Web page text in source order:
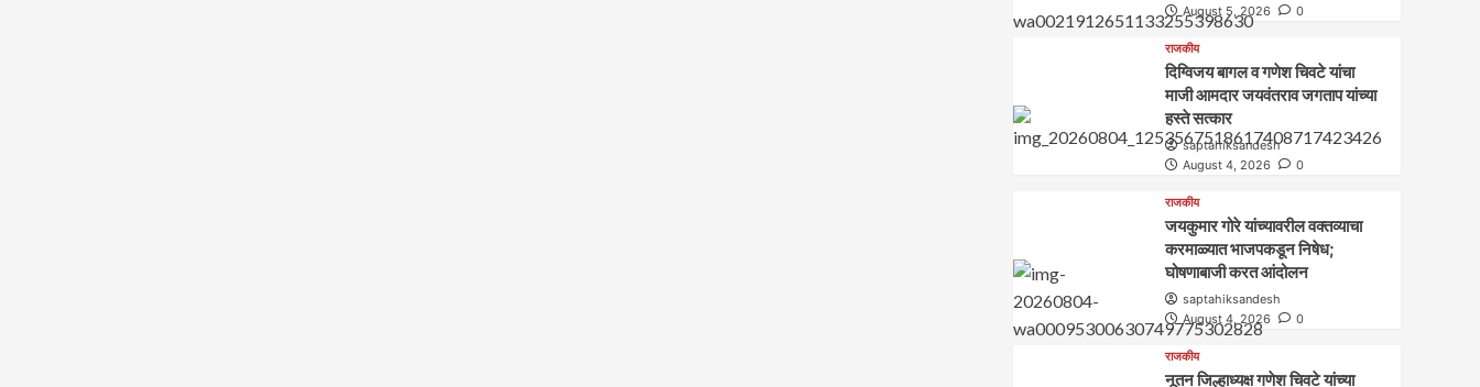
August 5, 2026
0
राजकीय
दिग्विजय बागल व गणेश चिवटे यांचा
माजी आमदार जयवंतराव जगताप यांच्या
हस्ते सत्कार
saptahiksandesh
August 4, 2026
0
राजकीय
जयकुमार गोरे यांच्यावरील वक्तव्याचा
करमाळ्यात भाजपकडून निषेध;
घोषणाबाजी करत आंदोलन
saptahiksandesh
August 4, 2026
0
राजकीय
नूतन जिल्हाध्यक्ष गणेश चिवटे यांच्या